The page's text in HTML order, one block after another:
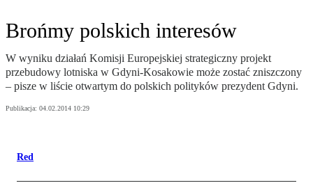
Brońmy polskich interesów
W wyniku działań Komisji Europejskiej strategiczny projekt
przebudowy lotniska w Gdyni-Kosakowie może zostać zniszczony
– pisze w liście otwartym do polskich polityków prezydent Gdyni.
Publikacja: 04.02.2014 10:29
Red